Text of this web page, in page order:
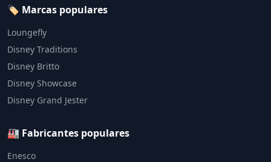
🏷️ Marcas populares
Loungefly
Disney Traditions
Disney Britto
Disney Showcase
Disney Grand Jester
🏭 Fabricantes populares
Enesco